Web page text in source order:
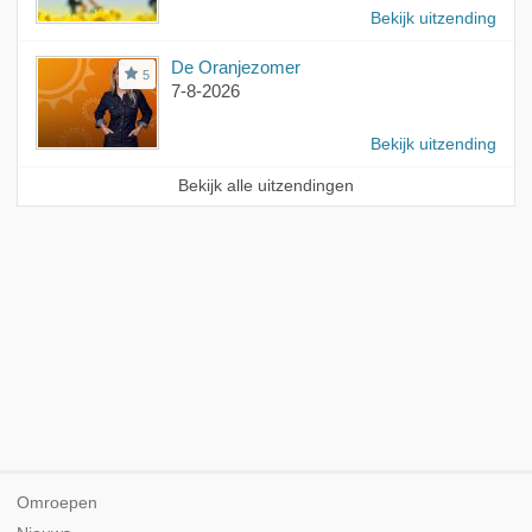
Bekijk uitzending
5
De Oranjezomer
7-8-2026
Bekijk uitzending
Bekijk alle uitzendingen
Omroepen